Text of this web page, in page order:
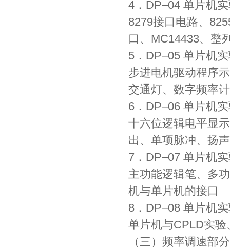
4．DP–­04 单片机
8279接口电路、
口、MC14433、整
5．DP–­05 单片机
步进电机驱动程序
交通灯、数字频率
6．DP–­06 单片机
十六位逻辑电平显
出、单项脉冲、扬
7．DP–­07 单片机
主功能逻辑笔、多
机与单片机的接口
8．DP–­08 单片机
单片机与CPLD实验
（三）频率调速部